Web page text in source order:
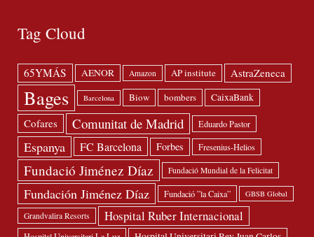
Tag Cloud
65YMÁS AENOR Amazon AP institute AstraZeneca
Bages Barcelona Biow bombers CaixaBank
Cofares Comunitat de Madrid Eduardo Pastor
Espanya FC Barcelona Forbes Fresenius-Helios
Fundació Jiménez Díaz Fundació Mundial de la Felicitat
Fundación Jiménez Díaz Fundació ”la Caixa” GBSB Global
Grandvalira Resorts Hospital Ruber Internacional